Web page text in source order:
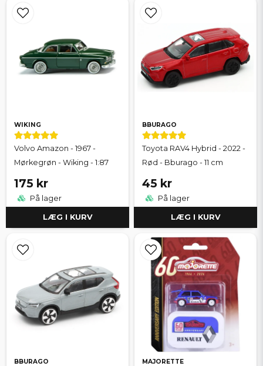
WIKING
Volvo Amazon - 1967 -
Mørkegrøn - Wiking - 1:87
175 kr
På lager
LÆG I KURV
BBURAGO
Toyota RAV4 Hybrid - 2022 -
Rød - Bburago - 11 cm
45 kr
På lager
LÆG I KURV
BBURAGO MAJORETTE